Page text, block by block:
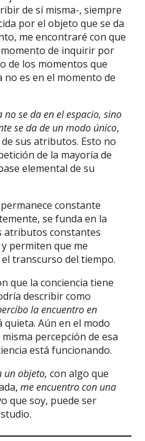
de sí misma-, siempre
por el objeto que se da
me encontraré con que
momento de inquirir por
de los momentos que
es en el momento de
no se da en el espacio, sino
se da de un modo único,
sus atributos. Esto no
de la mayoría de
elemental de su
constante
se funda en la
atributos constantes
permiten que me
transcurso del tiempo.
que la conciencia tiene
describir como
la encuentro en
quieta. Aún en el modo
percepción de esa
está funcionando.
un objeto,con algo que
me encuentro con una
que soy, puede ser